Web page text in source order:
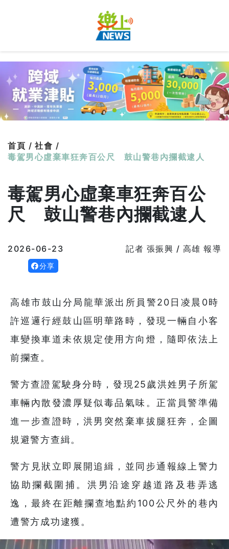
首頁 / 社會 /
毒駕男心虛棄車狂奔百公尺 鼓山警巷內攔截逮人
毒駕男心虛棄車狂奔百公
尺 鼓山警巷內攔截逮人
2026-06-23 記者 張振興 / 高雄 報導
分享
高雄市鼓山分局龍華派出所員警20日凌晨0時
許巡邏行經鼓山區明華路時，發現一輛自小客
車變換車道未依規定使用方向燈，隨即依法上
前攔查。
警方查證駕駛身分時，發現25歲洪姓男子所駕
車輛內散發濃厚疑似毒品氣味。正當員警準備
進一步查證時，洪男突然棄車拔腿狂奔，企圖
規避警方查緝。
警方見狀立即展開追緝，並同步通報線上警力
協助攔截圍捕。洪男沿途穿越道路及巷弄逃
逸，最終在距離攔查地點約100公尺外的巷內
遭警方成功逮獲。